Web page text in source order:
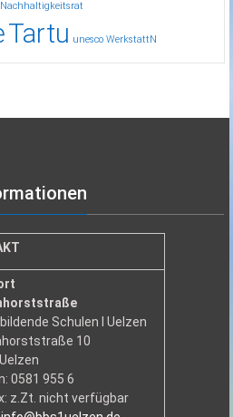
Nachhaltigkeitsrat
Tartu unesco WerkstattN
Schulen I Uelzen
10
0581 955 6
z.Zt. nicht verfügbar